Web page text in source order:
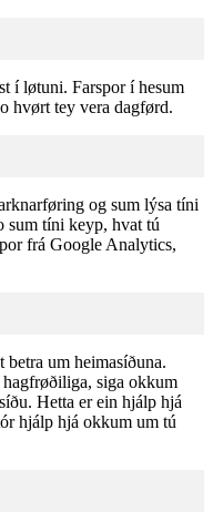
í løtuni. Farspor í hesum
hvørt tey vera dagførd.
og sum lýsa tíni
sum tíni keyp, hvat tú
frá Google Analytics,
um heimasíðuna.
siga okkum
Hetta er ein hjálp hjá
hjálp hjá okkum um tú